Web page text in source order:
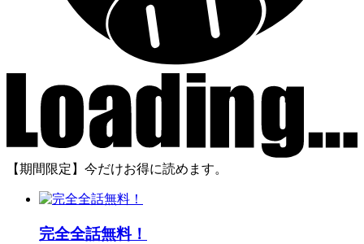
【期間限定】今だけお得に読めます。
完全全話無料！